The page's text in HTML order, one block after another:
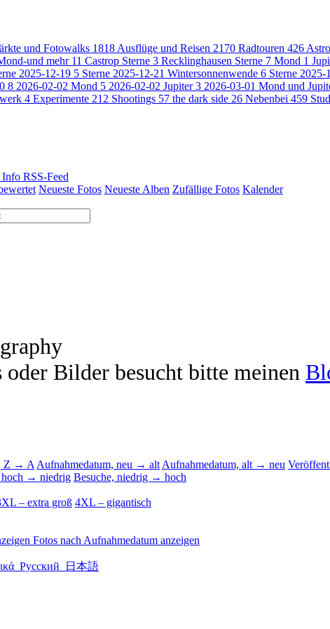
und Fotowalks 1818 Ausflüge und Reisen 2170 Radtouren 426 Astro
und mehr 11 Castrop Sterne 3 Recklinghausen Sterne 7 Mond 1
2025-12-19 5 Sterne 2025-12-21 Wintersonnenwende 6 Sterne 2025-
8 2026-02-02 Mond 5 2026-02-02 Jupiter3 2026-03-01 Mond und
4 Experimente 212 Shootings 57 the dark side 26 Nebenbei 459
Info RSS-Feed
Neueste Fotos Neueste Alben Zufällige Fotos Kalender
Bilder besucht bitte meinen
Z → A Aufnahmedatum, neu → alt Aufnahmedatum, alt → neu
hoch → niedrig Besuche, niedrig → hoch
– extra groß 4XL – gigantisch
Fotos nach Aufnahmedatum anzeigen
Русский
日本語